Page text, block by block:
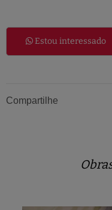
Estou interessado
Compartilhe